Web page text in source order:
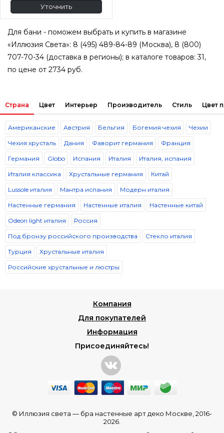
Уточнить
Для бани - поможем выбрать и купить в магазине
«Иллюзия Света»: 8 (495) 489-84-89 (Москва), 8 (800)
707-70-34 (доставка в регионы); в каталоге товаров: 31,
по цене от 2734 руб.
Страна Цвет Интерьер Производитель Стиль Цвет
Американские Австрия Бельгия Богемия чехия Чехии
Чехия хрусталь Дания Фаворит германия Франция
Германия Globo Испания Италия Италия, испания
Италия классика Хрустальные германия Китай
Lussole италия Мантра испания Модерн италия
Настенные германия Настенные италия Настенные китай
Odeon light италия Россия
Под бронзу российского производства Стекло италия
Турция Хрустальные италия
Российские хрустальные и люстры
Компания
Для покупателей
Информация
Присоединяйтесь!
© Иллюзия света — бра настенные арт деко Москве , 2016-
2026.